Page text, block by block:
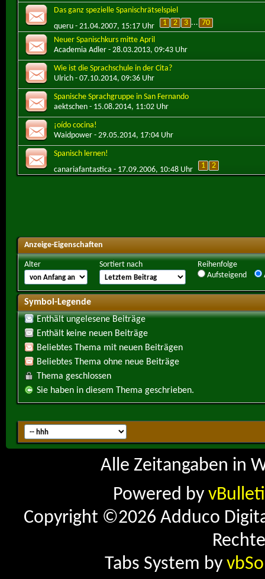
Das ganz spezielle Spanischrätselspiel
queru - 21.04.2007, 15:17 Uhr 1 2 3 ... 70
Neuer Spanischkurs mitte April
Academia Adler - 28.03.2013, 09:43 Uhr
Wie ist die Sprachschule in der Cita?
Ulrich - 07.10.2014, 09:36 Uhr
Spanische Sprachgruppe in San Fernando
aektschen - 15.08.2014, 11:02 Uhr
¡oído cocina!
Waidpower - 29.05.2014, 17:04 Uhr
Spanisch lernen!
canariafantastica - 17.09.2006, 10:48 Uhr 1 2
Anzeige-Eigenschaften
Alter Sortiert nach
Reihenfolge
Aufsteigend
Symbol-Legende
Enthält ungelesene Beiträge
Enthält keine neuen Beiträge
Beliebtes Thema mit neuen Beiträgen
Beliebtes Thema ohne neue Beiträge
Thema geschlossen
Sie haben in diesem Thema geschrieben.
Alle Zeitangaben in
Powered by
Copyright ©2026 Adduco
Tabs System by